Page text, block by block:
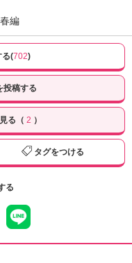
編
る(702)
投稿する
る（ 2 ）
タグをつける
る